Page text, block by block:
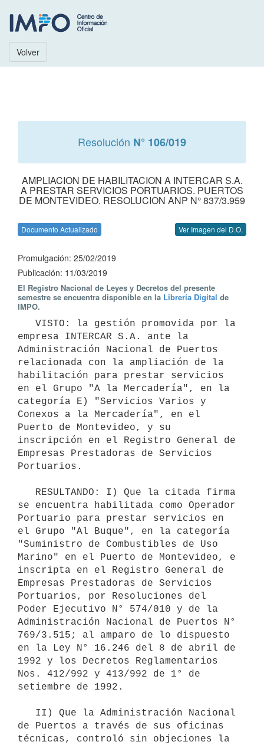
Volver
Resolución N° 106/019
AMPLIACION DE HABILITACION A INTERCAR S.A.
A PRESTAR SERVICIOS PORTUARIOS. PUERTOS
DE MONTEVIDEO. RESOLUCION ANP N° 837/3.959
Documento Actualizado Ver Imagen del D.O.
Promulgación: 25/02/2019
Publicación: 11/03/2019
El Registro Nacional de Leyes y Decretos del presente
semestre se encuentra disponible en la Librería Digital de
IMPO.
empresa INTERCAR S.A. ante la
Administración Nacional de Puertos
relacionada con la ampliación de la
habilitación para prestar servicios
en el Grupo "A la Mercadería", en la
categoría E) "Servicios Varios y
Conexos a la Mercadería", en el
Puerto de Montevideo, y su
inscripción en el Registro General de
Empresas Prestadoras de Servicios
Portuarios.
se encuentra habilitada como Operador
Portuario para prestar servicios en
el Grupo "Al Buque", en la categoría
"Suministro de Combustibles de Uso
Marino" en el Puerto de Montevideo, e
inscripta en el Registro General de
Empresas Prestadoras de Servicios
Portuarios, por Resoluciones del
Poder Ejecutivo N° 574/010 y de la
Administración Nacional de Puertos N°
769/3.515; al amparo de lo dispuesto
en la Ley N° 16.246 del 8 de abril de
1992 y los Decretos Reglamentarios
Nos. 412/992 y 413/992 de 1° de
setiembre de 1992.
de Puertos a través de sus oficinas
técnicas, controló sin objeciones la